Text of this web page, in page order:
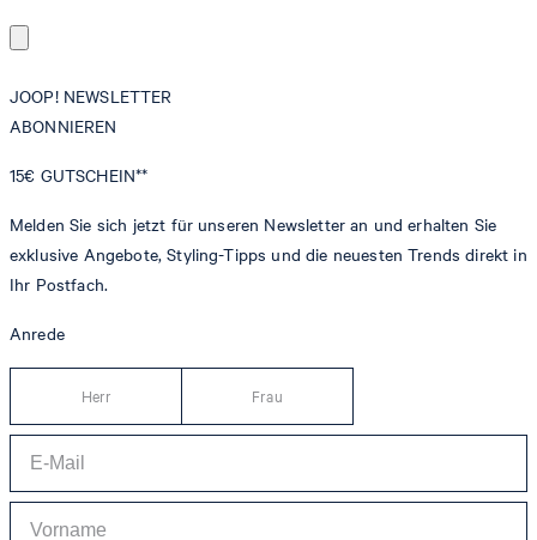
JOOP! NEWSLETTER
ABONNIEREN
15€ GUTSCHEIN**
Melden Sie sich jetzt für unseren Newsletter an und erhalten Sie
exklusive Angebote, Styling-Tipps und die neuesten Trends direkt in
Ihr Postfach.
Anrede
Herr Frau